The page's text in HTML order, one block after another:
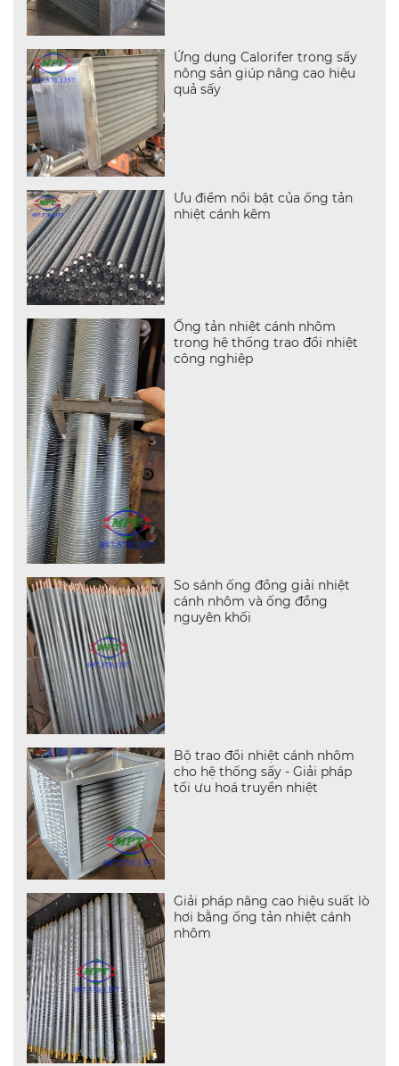
Ứng dụng Calorifer trong sấy
nông sản giúp nâng cao hiệu
quả sấy
Ưu điểm nổi bật của ống tản
nhiệt cánh kẽm
Ống tản nhiệt cánh nhôm
trong hệ thống trao đổi nhiệt
công nghiệp
So sánh ống đồng giải nhiệt
cánh nhôm và ống đồng
nguyên khối
Bộ trao đổi nhiệt cánh nhôm
cho hệ thống sấy - Giải pháp
tối ưu hoá truyền nhiệt
Giải pháp nâng cao hiệu suất lò
hơi bằng ống tản nhiệt cánh
nhôm